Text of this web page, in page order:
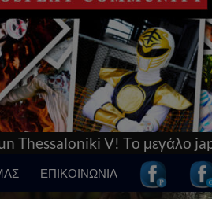
japan & anime
ΕΠΙΚΟΙΝΩΝΙΑ